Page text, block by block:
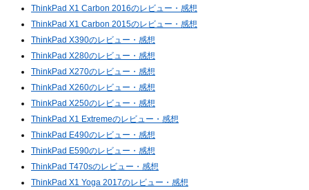
ThinkPad X1 Carbon 2016のレビュー・感想
ThinkPad X1 Carbon 2015のレビュー・感想
ThinkPad X390のレビュー・感想
ThinkPad X280のレビュー・感想
ThinkPad X270のレビュー・感想
ThinkPad X260のレビュー・感想
ThinkPad X250のレビュー・感想
ThinkPad X1 Extremeのレビュー・感想
ThinkPad E490のレビュー・感想
ThinkPad E590のレビュー・感想
ThinkPad T470sのレビュー・感想
ThinkPad X1 Yoga 2017のレビュー・感想